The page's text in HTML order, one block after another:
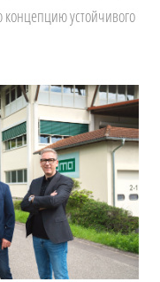
устойчивого